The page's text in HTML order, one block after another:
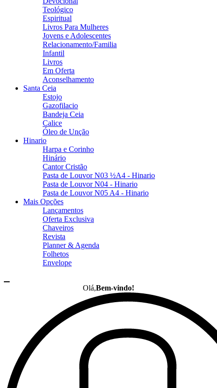
Teológico
Espiritual
Livros Para Mulheres
Jovens e Adolescentes
Relacionamento/Familia
Infantil
Livros
Em Oferta
Aconselhamento
Santa Ceia
Estojo
Gazofilacio
Bandeja Ceia
Calice
Óleo de Unção
Hinario
Harpa e Corinho
Hinário
Cantor Cristão
Pasta de Louvor N03 ½A4 - Hinario
Pasta de Louvor N04 - Hinario
Pasta de Louvor N05 A4 - Hinario
Mais Opções
Lançamentos
Oferta Exclusiva
Chaveiros
Revista
Planner & Agenda
Folhetos
Envelope
Olá,Bem-vindo!